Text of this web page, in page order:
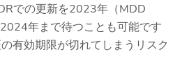
での更新を2023年（MDD
年まで待つことも可能です
有効期限が切れてしまうリスク